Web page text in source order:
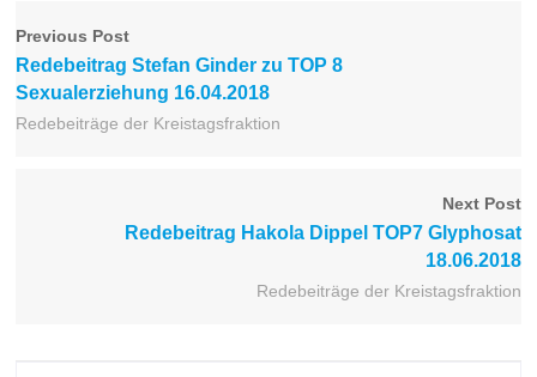
Previous Post
Redebeitrag Stefan Ginder zu TOP 8
Sexualerziehung 16.04.2018
Redebeiträge der Kreistagsfraktion
Next Post
Redebeitrag Hakola Dippel TOP7 Glyphosat
18.06.2018
Redebeiträge der Kreistagsfraktion